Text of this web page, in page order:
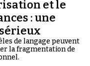
et le
: une
de langage peuvent
la fragmentation de